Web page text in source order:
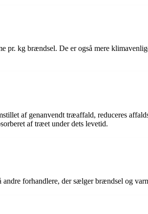
kg brændsel. De er også mere
af genanvendt træaffald, reduceres
af træet under dets levetid.
forhandlere, der sælger brændsel og